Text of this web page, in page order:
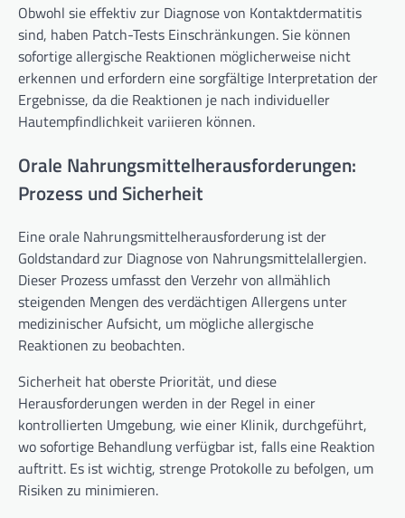
Obwohl sie effektiv zur Diagnose von Kontaktdermatitis
sind, haben Patch-Tests Einschränkungen. Sie können
sofortige allergische Reaktionen möglicherweise nicht
erkennen und erfordern eine sorgfältige Interpretation der
Ergebnisse, da die Reaktionen je nach individueller
Hautempfindlichkeit variieren können.
Orale Nahrungsmittelherausforderungen:
Prozess und Sicherheit
Eine orale Nahrungsmittelherausforderung ist der
Goldstandard zur Diagnose von Nahrungsmittelallergien.
Dieser Prozess umfasst den Verzehr von allmählich
steigenden Mengen des verdächtigen Allergens unter
medizinischer Aufsicht, um mögliche allergische
Reaktionen zu beobachten.
Sicherheit hat oberste Priorität, und diese
Herausforderungen werden in der Regel in einer
kontrollierten Umgebung, wie einer Klinik, durchgeführt,
wo sofortige Behandlung verfügbar ist, falls eine Reaktion
auftritt. Es ist wichtig, strenge Protokolle zu befolgen, um
Risiken zu minimieren.